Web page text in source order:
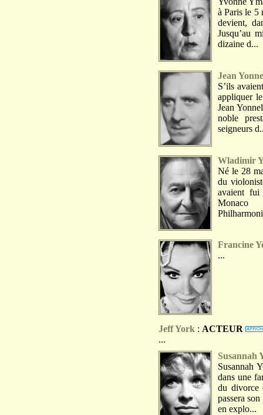
à Paris le 5
devient,
Jusqu’au
dizaine d...
Jean
S’ils
appliquer
Jean
noble
seigneurs
Wladimir
Né le 28
du
avaient
Monaco
Francine
...
Jeff York : ACTEUR
...
Susannah
Susannah
dans une
du divorce
passera
en explo...